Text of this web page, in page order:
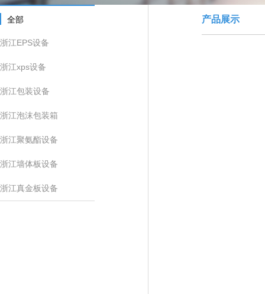
全部
浙江EPS设备
浙江xps设备
浙江包装设备
浙江泡沫包装箱
浙江聚氨酯设备
浙江墙体板设备
浙江真金板设备
产品展示